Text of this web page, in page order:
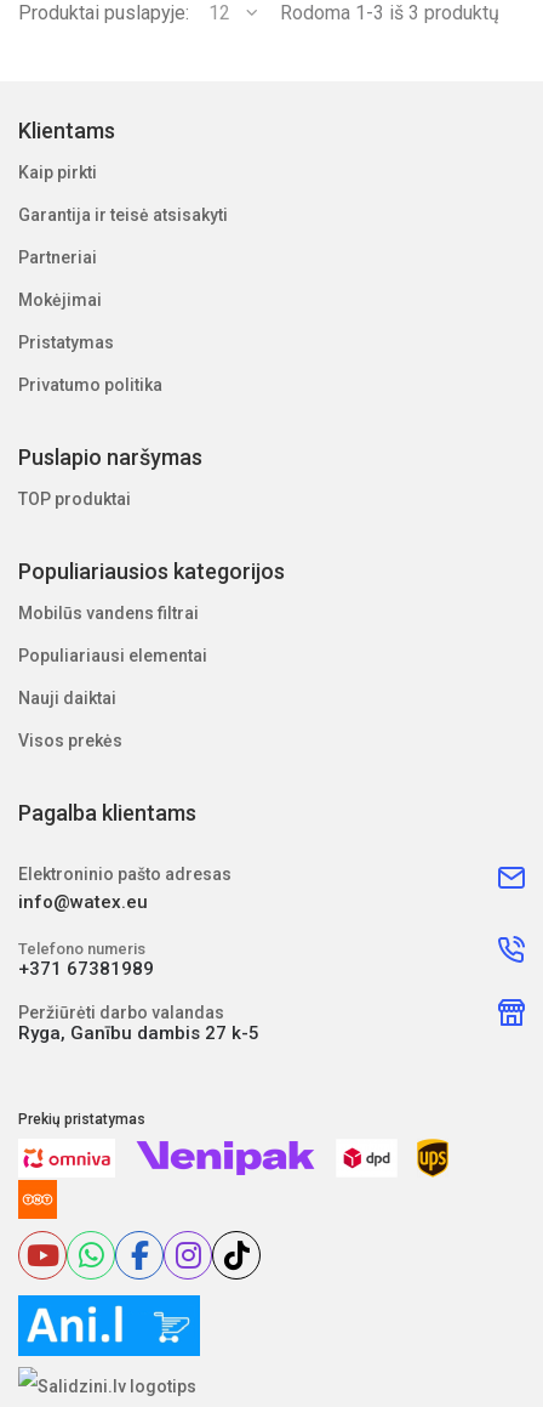
Produktai puslapyje: 12 Rodoma 1-3 iš 3 produktų
Klientams
Kaip pirkti
Garantija ir teisė atsisakyti
Partneriai
Mokėjimai
Pristatymas
Privatumo politika
Puslapio naršymas
TOP produktai
Populiariausios kategorijos
Mobilūs vandens filtrai
Populiariausi elementai
Nauji daiktai
Visos prekės
Pagalba klientams
Elektroninio pašto adresas
info@watex.eu
Telefono numeris
+371 67381989
Peržiūrėti darbo valandas
Ryga, Ganību dambis 27 k-5
Prekių pristatymas